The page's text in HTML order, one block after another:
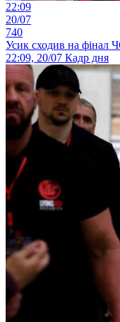
22:09
20/07
740
Усик сходив на фінал
22:09, 20/07 Кадр дня